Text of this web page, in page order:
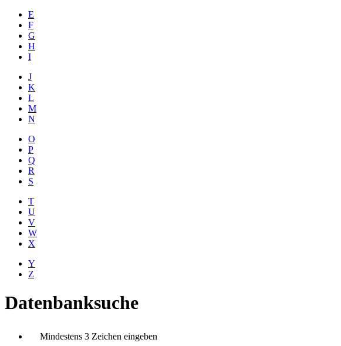
E
F
G
H
I
J
K
L
M
N
O
P
Q
R
S
T
U
V
W
X
Y
Z
Datenbanksuche
Mindestens 3 Zeichen eingeben